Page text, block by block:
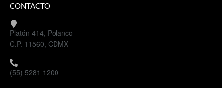
CONTACTO
Platón 414, Polanco
C.P. 11560, CDMX
(55) 5281 1200